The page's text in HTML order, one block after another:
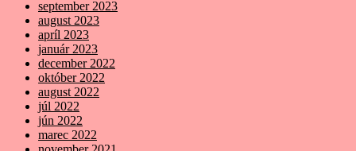
september 2023
august 2023
apríl 2023
január 2023
december 2022
október 2022
august 2022
júl 2022
jún 2022
marec 2022